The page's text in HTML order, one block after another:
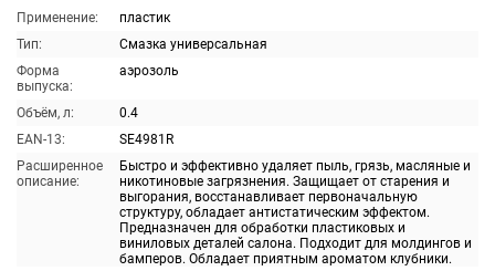
Применение:
пластик
Тип:
Смазка универсальная
Форма
выпуска:
аэрозоль
Объём, л:
0.4
EAN-13:
SE4981R
Расширенное
описание:
Быстро и эффективно удаляет пыль, грязь, масляные и
никотиновые загрязнения. Защищает от старения и
выгорания, восстанавливает первоначальную
структуру, обладает антистатическим эффектом.
Предназначен для обработки пластиковых и
виниловых деталей салона. Подходит для молдингов и
бамперов. Обладает приятным ароматом клубники.